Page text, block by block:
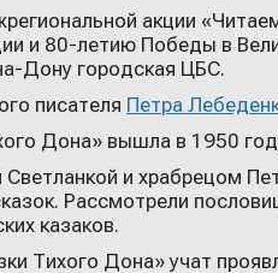
акции
и 80-летию Победы в
Дону городская ЦБС.
писателя Петра
Дона» вышла в 1950
и храбрецом
Рассмотрели
казаков.
Тихого Дона» учат